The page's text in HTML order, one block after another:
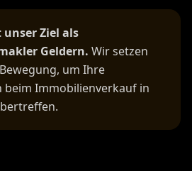
Ziel als
Geldern. Wir setzen
um Ihre
beim Immobilienverkauf in